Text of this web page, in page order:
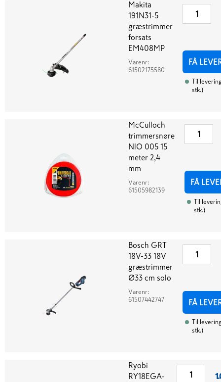
Makita
191N31-5
græstrimmer
forsats
EM408MP
Varenr:
61502175580
FÅ
Til
stk.)
McCulloch
trimmersnøre
NlO 005 15
meter 2,4
mm
Varenr:
61505982139
FÅ
Til
stk.)
Bosch GRT
18V-33 18V
græstrimmer
Ø33 cm solo
Varenr:
61507442747
FÅ
Til
stk.)
Ryobi
RY18EGA-